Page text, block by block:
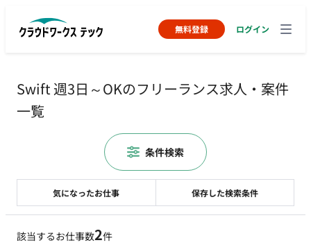
無料登録 ログイン
Swift 週3日～OKのフリーランス求人・案件
一覧
該当するお仕事数2件
気になったお仕事 保存した検索条件
条件検索